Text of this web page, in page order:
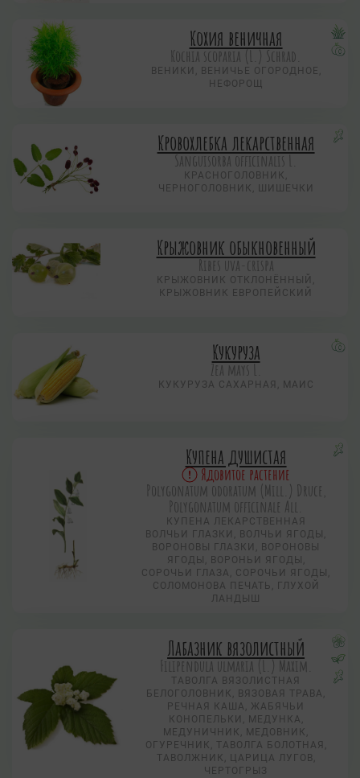
Кохия веничная
Коchia scoparia (L.) Schrad.
ВЕНИКИ, ВЕНИЧЬЕ ОГОРОДНОЕ,
НЕФОРОЩ
Кровохлебка лекарственная
Sanguisorba officinalis L.
КРАСНОГОЛОВНИК,
ЧЕРНОГОЛОВНИК, ШИШЕЧКИ
Крыжовник обыкновенный
Ribes uva-crispa
КРЫЖОВНИК ОТКЛОНЁННЫЙ,
КРЫЖОВНИК ЕВРОПЕЙСКИЙ
Кукуруза
Zea mays L.
КУКУРУЗА САХАРНАЯ, МАИС
Купена душистая
Ядовитое растение
Polygonatum odoratum (Mill.) Druce,
Polygonatum officinale All.
КУПЕНА ЛЕКАРСТВЕННАЯ
ВОЛЧЬИ ГЛАЗКИ, ВОЛЧЬИ ЯГОДЫ,
ВОРОНОВЫ ГЛАЗКИ, ВОРОНОВЫ
ЯГОДЫ, ВОРОНЬИ ЯГОДЫ,
СОРОЧЬИ ГЛАЗА, СОРОЧЬИ ЯГОДЫ,
СОЛОМОНОВА ПЕЧАТЬ, ГЛУХОЙ
ЛАНДЫШ
Лабазник вязолистный
Filipendula ulmaria (L.) Maxim.
ТАВОЛГА ВЯЗОЛИСТНАЯ
БЕЛОГОЛОВНИК, ВЯЗОВАЯ ТРАВА,
РЕЧНАЯ КАША, ЖАБЯЧЬИ
КОНОПЕЛЬКИ, МЕДУНКА,
МЕДУНИЧНИК, МЕДОВНИК,
ОГУРЕЧНИК, ТАВОЛГА БОЛОТНАЯ,
ТАВОЛЖНИК, ЦАРИЦА ЛУГОВ,
ЧЕРТОГРЫЗ